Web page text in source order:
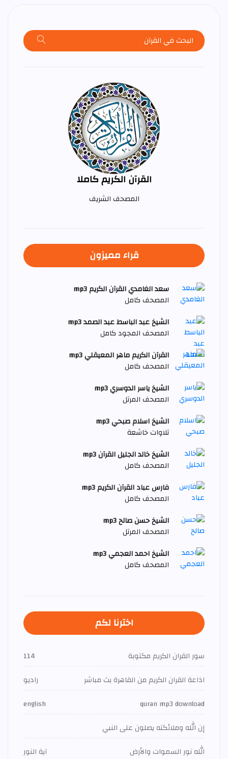
القرآن الكريم كاملا
المصحف الشريف
قراء مميزون
سعد الغامدي القرآن الكريم mp3
المصحف كامل
الشيخ عبد الباسط عبد الصمد mp3
المصحف المجود كامل
القرآن الكريم ماهر المعيقلي mp3
المصحف كامل
الشيخ ياسر الدوسري mp3
المصحف المرتل
الشيخ اسلام صبحي mp3
تلاوات خاشعة
الشيخ خالد الجليل القرآن mp3
المصحف كامل
فارس عباد القرآن الكريم mp3
المصحف كامل
الشيخ حسن صالح mp3
المصحف المرتل
الشيخ احمد العجمي mp3
المصحف كامل
اخترنا لكم
سور القران الكريم مكتوبة
114
اذاعة القران الكريم من القاهرة بث مباشر
راديو
quran mp3 download
english
إن الله وملائكته يصلون على النبي
الله نور السموات والأرض
آية النور